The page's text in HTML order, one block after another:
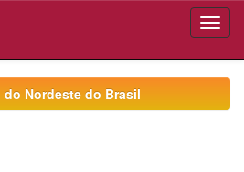
do Nordeste do Brasil